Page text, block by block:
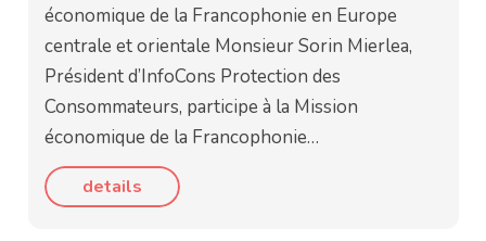
économique de la Francophonie en Europe
centrale et orientale Monsieur Sorin Mierlea,
Président d’InfoCons Protection des
Consommateurs, participe à la Mission
économique de la Francophonie…
details